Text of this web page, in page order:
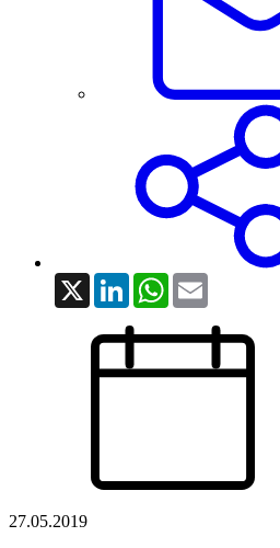
X LinkedInWhatsApp
27.05.2019